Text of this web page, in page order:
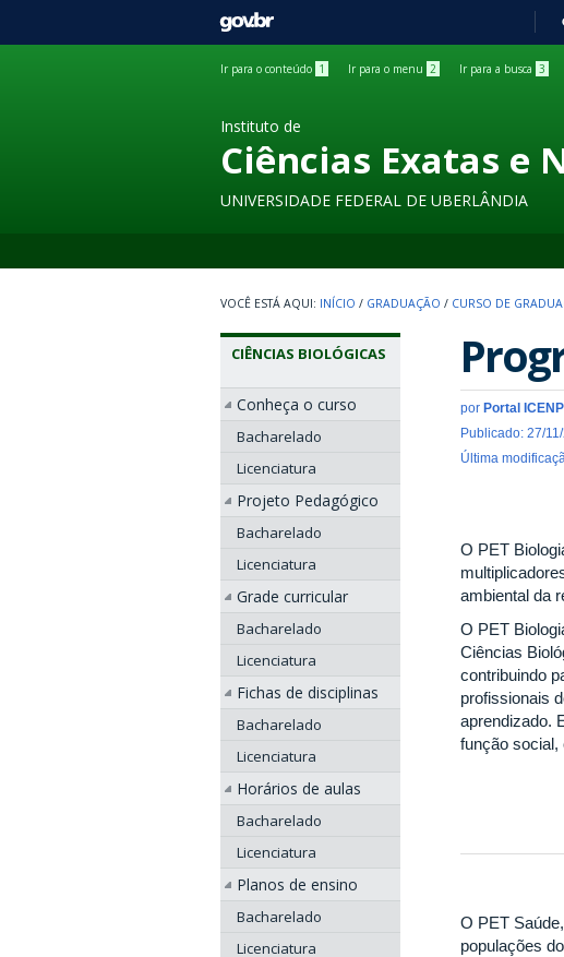
GOVBR
Ir para o conteúdo 1 Ir para o menu 2 Ir para a busca 3
Instituto de
Ciências Exatas e
UNIVERSIDADE FEDERAL DE UBERLÂNDIA
INÍCIO / GRADUAÇÃO / CURSO DE
CIÊNCIAS BIOLÓGICAS
Conheça o curso
Bacharelado
Licenciatura
Projeto Pedagógico
Bacharelado
Licenciatura
Grade curricular
Bacharelado
Licenciatura
Fichas de disciplinas
Bacharelado
Licenciatura
Horários de aulas
Bacharelado
Licenciatura
Planos de ensino
Bacharelado
Licenciatura
por Portal ICENP
Publicado: 27/
Última
O PET
ambiental da
O PET
Ciências
contribuindo
profissionais
aprendizado.
função social,
O PET
populações